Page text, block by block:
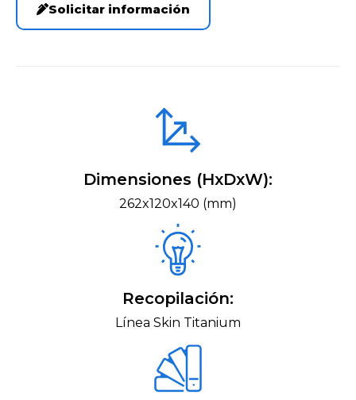
Solicitar información
Dimensiones (HxDxW):
262x120x140 (mm)
Recopilación:
Línea Skin Titanium